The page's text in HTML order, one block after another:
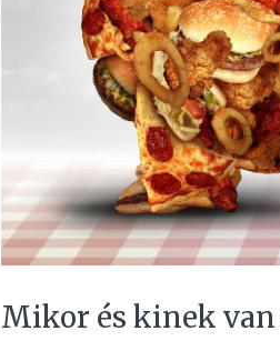
Mikor és kinek van